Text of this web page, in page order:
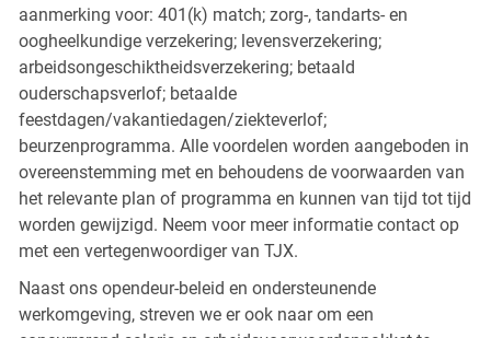
aanmerking voor: 401(k) match; zorg-, tandarts- en
oogheelkundige verzekering; levensverzekering;
arbeidsongeschiktheidsverzekering; betaald
ouderschapsverlof; betaalde
feestdagen/vakantiedagen/ziekteverlof;
beurzenprogramma. Alle voordelen worden aangeboden in
overeenstemming met en behoudens de voorwaarden van
het relevante plan of programma en kunnen van tijd tot tijd
worden gewijzigd. Neem voor meer informatie contact op
met een vertegenwoordiger van TJX.
Naast ons opendeur-beleid en ondersteunende
werkomgeving, streven we er ook naar om een